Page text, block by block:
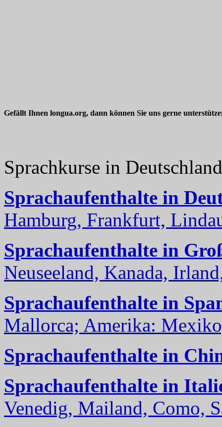
Gefällt Ihnen longua.org, dann können Sie uns gerne
Sprachkurse in
Sprachaufenthalte in
Hamburg, Frankfurt,
Sprachaufenthalte in
Neuseeland, Kanada,
Sprachaufenthalte in
Mallorca; Amerika:
Sprachaufenthalte in
Sprachaufenthalte in
Venedig, Mailand, Como,